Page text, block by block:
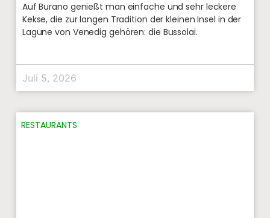
Auf Burano genießt man einfache und sehr leckere
Kekse, die zur langen Tradition der kleinen Insel in der
Lagune von Venedig gehören: die Bussolai.
Juli 5, 2026
RESTAURANTS